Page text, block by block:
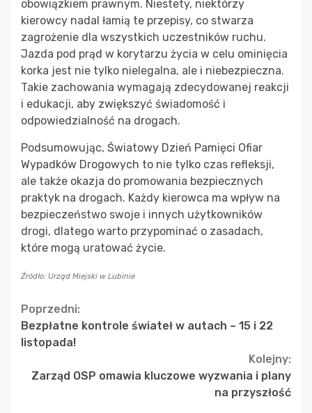
obowiązkiem prawnym. Niestety, niektórzy
kierowcy nadal łamią te przepisy, co stwarza
zagrożenie dla wszystkich uczestników ruchu.
Jazda pod prąd w korytarzu życia w celu ominięcia
korka jest nie tylko nielegalna, ale i niebezpieczna.
Takie zachowania wymagają zdecydowanej reakcji
i edukacji, aby zwiększyć świadomość i
odpowiedzialność na drogach.
Podsumowując, Światowy Dzień Pamięci Ofiar
Wypadków Drogowych to nie tylko czas refleksji,
ale także okazja do promowania bezpiecznych
praktyk na drogach. Każdy kierowca ma wpływ na
bezpieczeństwo swoje i innych użytkowników
drogi, dlatego warto przypominać o zasadach,
które mogą uratować życie.
Źródło: Urząd Miejski w Lubinie
Continue
Reading
Poprzedni:
Bezpłatne kontrole świateł w autach – 15 i 22
listopada!
Kolejny:
Zarząd OSP omawia kluczowe wyzwania i plany
na przyszłość